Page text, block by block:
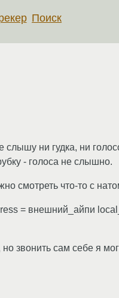
Поиск
ни гудка, ни
- голоса не слышно.
смотреть что-то с
= внешний_айпи
звонить сам себе я